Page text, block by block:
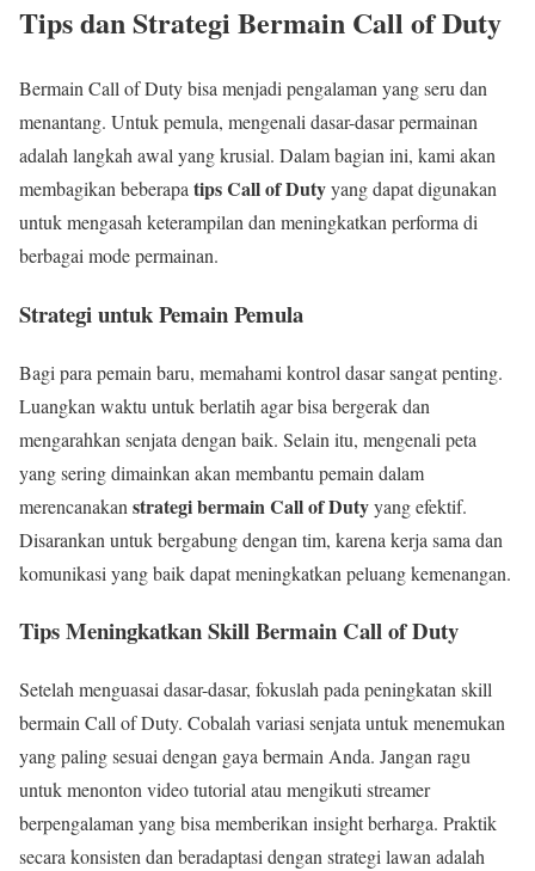
Tips dan Strategi Bermain Call of Duty
Bermain Call of Duty bisa menjadi pengalaman yang seru dan
menantang. Untuk pemula, mengenali dasar-dasar permainan
adalah langkah awal yang krusial. Dalam bagian ini, kami akan
membagikan beberapa tips Call of Dutyyang dapat digunakan
untuk mengasah keterampilan dan meningkatkan performa di
berbagai mode permainan.
Strategi untuk Pemain Pemula
Bagi para pemain baru, memahami kontrol dasar sangat penting.
Luangkan waktu untuk berlatih agar bisa bergerak dan
mengarahkan senjata dengan baik. Selain itu, mengenali peta
yang sering dimainkan akan membantu pemain dalam
merencanakan strategi bermain Call of Dutyyang efektif.
Disarankan untuk bergabung dengan tim, karena kerja sama dan
komunikasi yang baik dapat meningkatkan peluang kemenangan.
Tips Meningkatkan Skill Bermain Call of Duty
Setelah menguasai dasar-dasar, fokuslah pada peningkatan skill
bermain Call of Duty. Cobalah variasi senjata untuk menemukan
yang paling sesuai dengan gaya bermain Anda. Jangan ragu
untuk menonton video tutorial atau mengikuti streamer
berpengalaman yang bisa memberikan insight berharga. Praktik
secara konsisten dan beradaptasi dengan strategi lawan adalah